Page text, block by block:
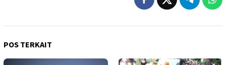
POS TERKAIT